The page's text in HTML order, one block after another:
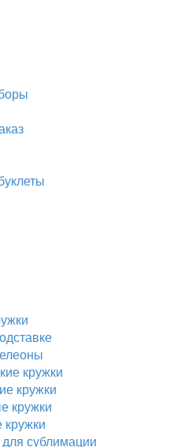
кружки
кружки
кружки
сублимации